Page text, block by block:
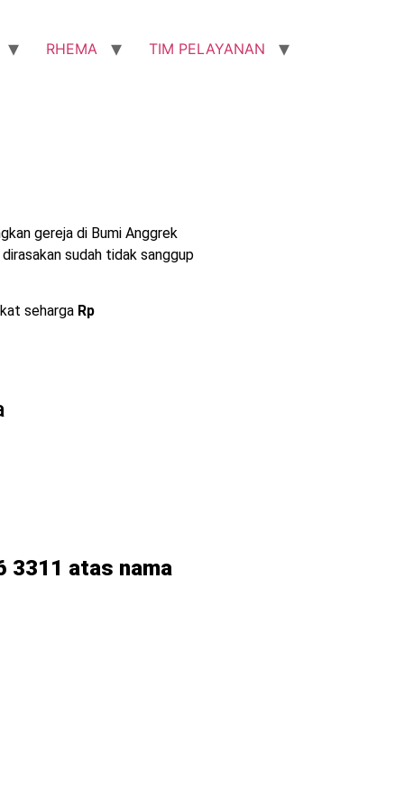
RHEMA TIM PELAYANAN
gereja di Bumi Anggrek
sudah tidak sanggup
seharga Rp
3311 atas nama